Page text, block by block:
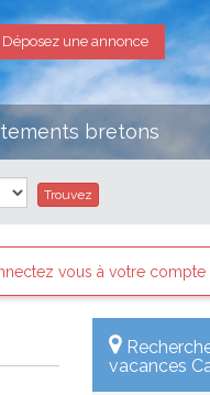
une annonce
bretons
les "Messages des
vacances